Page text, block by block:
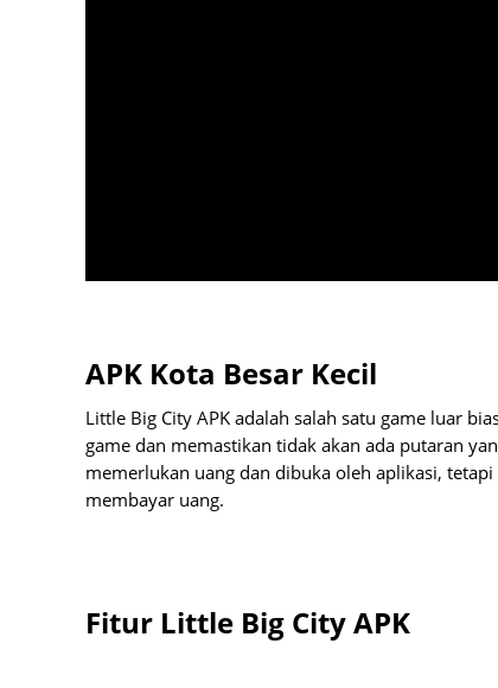
APK Kota Besar Kecil
Little Big City APK adalah salah satu game luar
game dan memastikan tidak akan ada putaran
memerlukan uang dan dibuka oleh aplikasi,
membayar uang.
Fitur Little Big City APK